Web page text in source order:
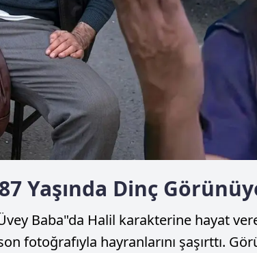
Yaşında Dinç
Baba"da Halil karakterine hayat
fotoğrafıyla hayranlarını şaşırttı.